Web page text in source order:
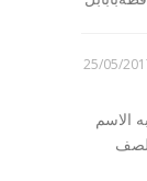
25/05/
الاسم